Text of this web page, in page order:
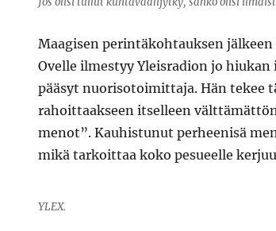
Maagisen perintäkohtauksen
Ovelle ilmestyy Yleisradion jo
pääsyt nuorisotoimittaja. Hän tekee
rahoittaakseen itselleen
menot”. Kauhistunut perheenisä
mikä tarkoittaa koko pesueelle
YLEX.